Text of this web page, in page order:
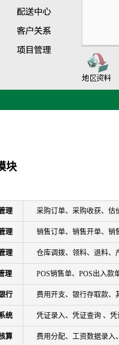
块
理 采购订单、采购收获、估
理 销售订单、销售开单、销
理 仓库调拨、领料、退料、
理 POS销售单、POS出入款
行 费用开支、银行存取款、
统 凭证录入、凭证查询 、
算 费用分配、工资数据录入